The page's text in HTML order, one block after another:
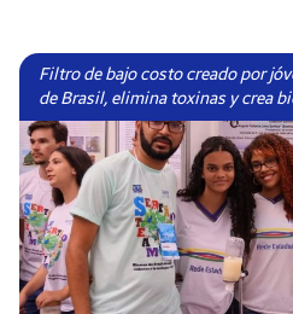
Filtro de bajo costo creado por
de Brasil, elimina toxinas y crea